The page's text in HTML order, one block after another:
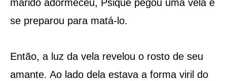
marido adormeceu, Psique pegou uma vela e
se preparou para matá-lo.
Então, a luz da vela revelou o rosto de seu
amante. Ao lado dela estava a forma viril do